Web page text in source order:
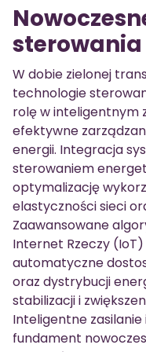
W dobie zielonej
technologie
rolę w inteligentnym
efektywne
energii. Integracja
sterowaniem
optymalizację
elastyczności sieci
Zaawansowane
Internet Rzeczy
automatyczne
oraz dystrybucji
stabilizacji i
Inteligentne
fundament